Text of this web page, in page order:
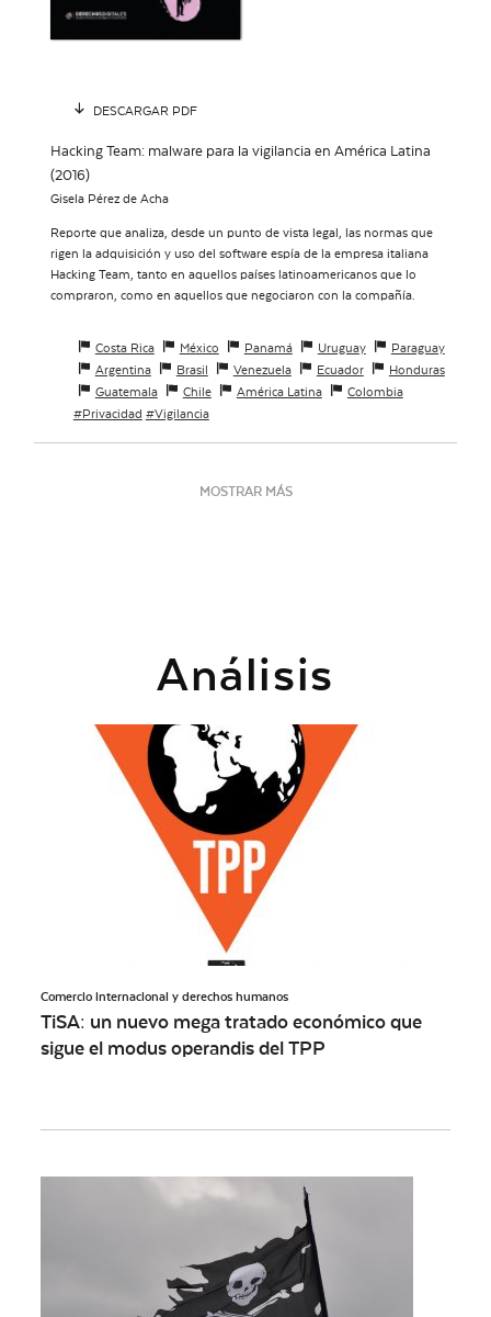
DESCARGAR PDF
Hacking Team: malware para la vigilancia en América Latina
(2016)
Gisela Pérez de Acha
Reporte que analiza, desde un punto de vista legal, las normas que
rigen la adquisición y uso del software espía de la empresa italiana
Hacking Team, tanto en aquellos países latinoamericanos que lo
compraron, como en aquellos que negociaron con la compañía.
Costa Rica México Panamá Uruguay
Paraguay
Argentina
Brasil Venezuela Ecuador
Honduras
Guatemala
Chile América Latina
Colombia
Privacidad
Vigilancia
MOSTRAR MÁS
Análisis
Comercio internacional y derechos humanos
TiSA: un nuevo mega tratado económico que
sigue el modus operandis del TPP